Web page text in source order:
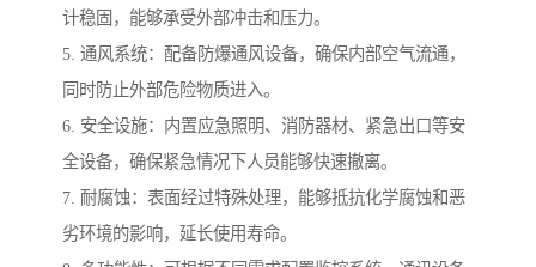
计稳固，能够承受外部冲击和压力。
5. 通风系统：配备防爆通风设备，确保内部空气流通，
同时防止外部危险物质进入。
6. 安全设施：内置应急照明、消防器材、紧急出口等安
全设备，确保紧急情况下人员能够快速撤离。
7. 耐腐蚀：表面经过特殊处理，能够抵抗化学腐蚀和恶
劣环境的影响，延长使用寿命。